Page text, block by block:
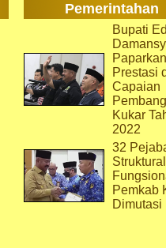
Pemerintahan
Bupati
Paparkan
Prestasi
Capaian
Kukar
2022
32
Pemkab
Dimutasi